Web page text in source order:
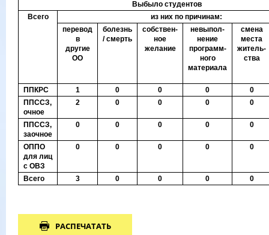
Выбыло студентов
Всего
из них по причинам:
перевод
в
другие
ОО
болезнь
/ смерть
собствен-
ное
желание
невыпол-
нение
программ-
ного
материала
смена
места
житель-
ства
ППКРС 1 0 0 0
0
ППССЗ,
очное
2 0 0 0 0
ППССЗ,
заочное
0 0 0 0 0
ОППО
для лиц
с ОВЗ
0 0 0 0 0
Всего 3 0 0 0 0
РАСПЕЧАТАТЬ